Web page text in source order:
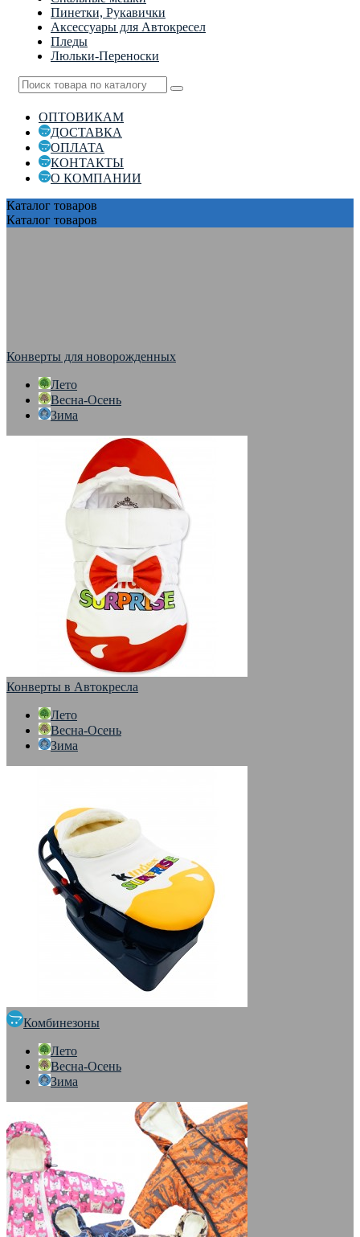
Пинетки, Рукавички
Аксессуары для Автокресел
Пледы
Люльки-Переноски
ОПТОВИКАМ
ДОСТАВКА
ОПЛАТА
КОНТАКТЫ
О КОМПАНИИ
Каталог товаров
Каталог товаров
Конверты для новорожденных
Лето
Весна-Осень
Зима
Конверты в Автокресла
Лето
Весна-Осень
Зима
Комбинезоны
Лето
Весна-Осень
Зима